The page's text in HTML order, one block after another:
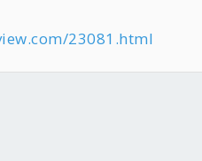
23081.html